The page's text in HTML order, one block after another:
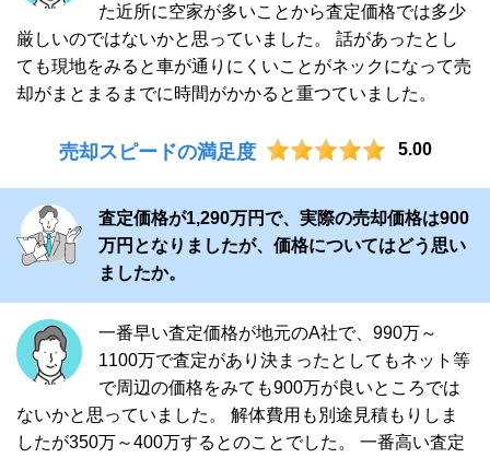
た近所に空家が多いことから査定価格では多少
厳しいのではないかと思っていました。 話があったとし
ても現地をみると車が通りにくいことがネックになって売
却がまとまるまでに時間がかかると重つていました。
売却スピードの満足度 5.00
査定価格が1,290万円で、実際の売却価格は900
万円となりましたが、価格についてはどう思い
ましたか。
一番早い査定価格が地元のA社で、990万～
1100万で査定があり決まったとしてもネット等
で周辺の価格をみても900万が良いところでは
ないかと思っていました。 解体費用も別途見積もりしま
したが350万～400万するとのことでした。 一番高い査定